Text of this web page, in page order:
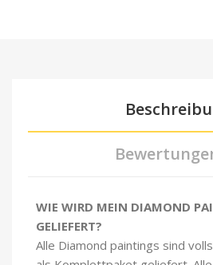
WIE WIRD MEIN DIAMOND
GELIEFERT?
Alle Diamond paintings sind